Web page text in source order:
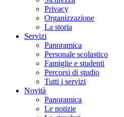
Privacy
Organizzazione
La storia
Servizi
Panoramica
Personale scolastico
Famiglie e studenti
Percorsi di studio
Tutti i servizi
Novità
Panoramica
Le notizie